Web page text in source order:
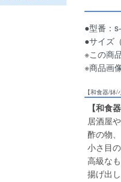
●型番：
●サイズ
※この商
※商品画
【和食器/
【和食
居酒屋
酢の物
小さ目
高級な
揚げ出